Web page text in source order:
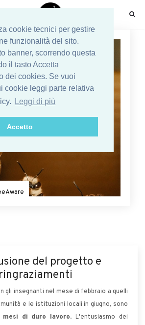
cookie tecnici per gestire
funzionalità del sito.
banner, scorrendo questa
il tasto Accetta
dei cookies. Se vuoi
cookie leggi parte relativa
Leggi di più
Accetto
del progetto e
ringraziamenti
gli insegnanti nel mese di febbraio a quelli
e le istituzioni locali in giugno, sono
di duro lavoro. L'entusiasmo dei